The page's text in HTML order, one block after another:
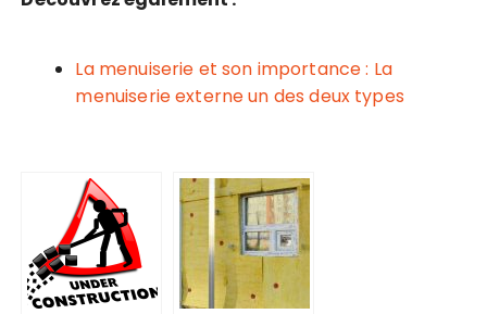
La menuiserie et son importance : La
menuiserie externe un des deux types